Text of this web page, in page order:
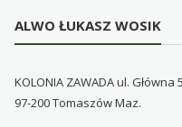
ALWO ŁUKASZ WOSIK
KOLONIA ZAWADA ul. Główna
97-200 Tomaszów Maz.